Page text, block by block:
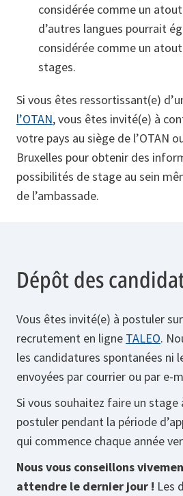
considérée comme un
d’autres langues pourrait
considérée comme un
stages.
Si vous êtes ressortissant(e)
l’OTAN, vous êtes invité(e) à
votre pays au siège de l’OTAN
Bruxelles pour obtenir des
possibilités de stage au sein
de l’ambassade.
Dépôt des
Vous êtes invité(e) à postuler
recrutement en ligne TALEO.
les candidatures spontanées ni
envoyées par courrier ou par e-
Si vous souhaitez faire un stage
postuler pendant la période
qui commence chaque année
Nous vous conseillons
attendre le dernier jour ! Les